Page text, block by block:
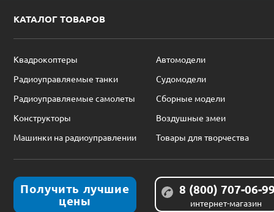
КАТАЛОГ ТОВАРОВ
Квадрокоптеры
Автомодели
Радиоуправляемые танки
Судомодели
Радиоуправляемые самолеты
Сборные модели
Конструкторы
Воздушные змеи
Машинки на радиоуправлении
Товары для творчества
Получить лучшие
цены
8 (800) 707-06-
интернет-магазин